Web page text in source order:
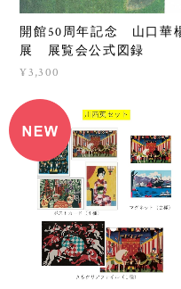
開館50周年記念 山口華楊
展 展覧会公式図録
¥3,300